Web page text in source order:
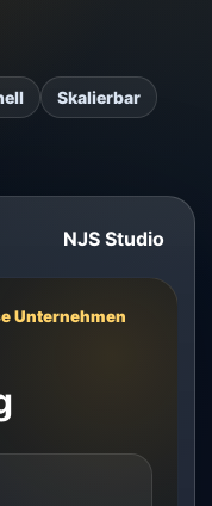
Skalierbar
NJS Studio
Unternehmen